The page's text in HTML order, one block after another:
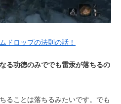
ドロップの法則の話！
る功徳のみででも雷汞が落ちるの
ることは落ちるみたいです。でも